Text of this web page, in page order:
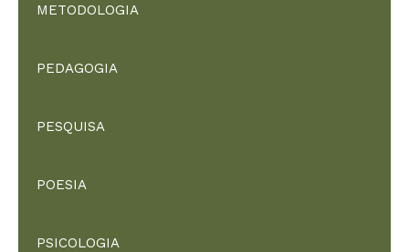
METODOLOGIA
PEDAGOGIA
PESQUISA
POESIA
PSICOLOGIA